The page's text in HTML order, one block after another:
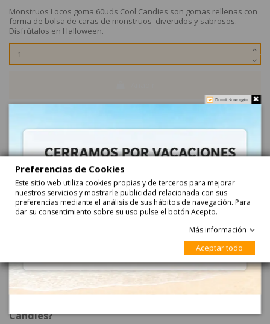
Monstruos Locos goma 60uds Cool Candies son gomas rellenas con
forma de bolsa de caras de monstruos divertidos y sabrosos.
Disfrútalos en Halloween.
Descripción
Monstruos Locos goma 60uds Cool Candies
Ojos Locos Mutantes goma 60uds Cool Candies son gomas rellenas
con forma de ojos mutantes divertidos y sabrosos. Disfrútalos en
Halloween.
Candies?
Do not show again.
Preferencias de Cookies
Este sitio web utiliza cookies propias y de terceros para mejorar
nuestros servicios y mostrarle publicidad relacionada con sus
preferencias mediante el análisis de sus hábitos de navegación. Para
dar su consentimiento sobre su uso pulse el botón Acepto.
Más información
Aceptar todo